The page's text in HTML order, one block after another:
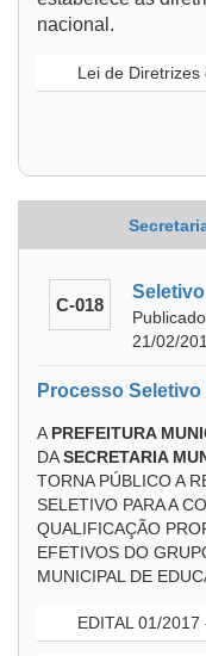
nacional.
Lei de
C-018
Seletivo
21/02/
Processo Seletivo
A PREFEITURA
DASECRETARIA
TORNA PÚBLICO A
SELETIVO PARA A
QUALIFICAÇÃO
EFETIVOS DO
MUNICIPAL DE
EDITAL 01/2017